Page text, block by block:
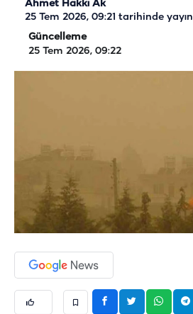
Ahmet Hakkı Ak
25 Tem 2026, 09:21 tarihinde
Güncelleme
25 Tem 2026, 09:22